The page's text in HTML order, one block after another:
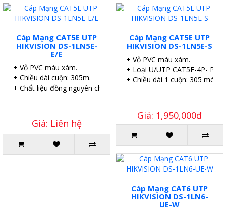
Cáp Mạng CAT5E UTP
HIKVISION DS-1LN5E-
E/E
+ Vỏ PVC màu xám.
+ Chiều dài cuộn: 305m.
+ Chất liệu đồng nguyên chất.
Giá: Liên hệ
Cáp Mạng CAT5E UTP
HIKVISION DS-1LN5E-S
+ Vỏ PVC màu xám.
+ Loại U/UTP CAT5E-4P-
+ Chiều dài 1 cuộn: 305 mét.
Giá: 1,950,000đ
Cáp Mạng CAT6 UTP
HIKVISION DS-1LN6-
UE-W